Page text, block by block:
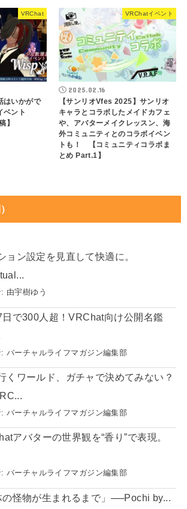
VRChat
はいかがで
ベント
】
VRChatイベント
2025.02.16
【サンリオVfes 2025】サンリオ
キャラとコラボしたメイドカフェ
や、アバターメイクレッスン、海
外コミュニティとのコラボイベン
トも！ 【コミュニティコラボま
とめ Part.1】
ョン設定を見直して快適に。
由宇樹ゆう
日で300人超！VRChat向け公開名鑑
バーチャルライフマガジン編集部
くワールド、ガチャで決めてみない？
バーチャルライフマガジン編集部
アバターの世界観を“香り”で表現。
バーチャルライフマガジン編集部
の怪物が生まれるまで」──Pochi by...